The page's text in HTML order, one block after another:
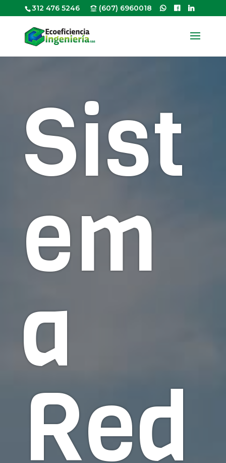
312 476 5246 (607) 6960018
Sist
em
a
Red